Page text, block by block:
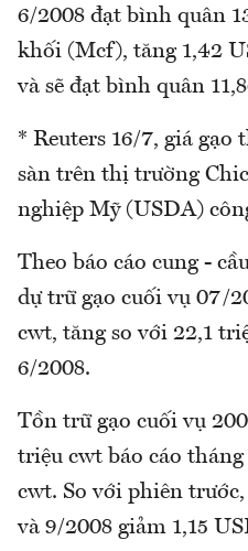
6/2008 đạt bình quân
khối (Mcf), tăng 1,42
và sẽ đạt bình quân
* Reuters 16/7, giá
sàn trên thị trường
nghiệp Mỹ (USDA)
Theo báo cáo cung -
dự trữ gạo cuối vụ 07/
cwt, tăng so với 22,1
6/2008.
Tồn trữ gạo cuối vụ
triệu cwt báo cáo
cwt. So với phiên
và 9/2008 giảm 1,15